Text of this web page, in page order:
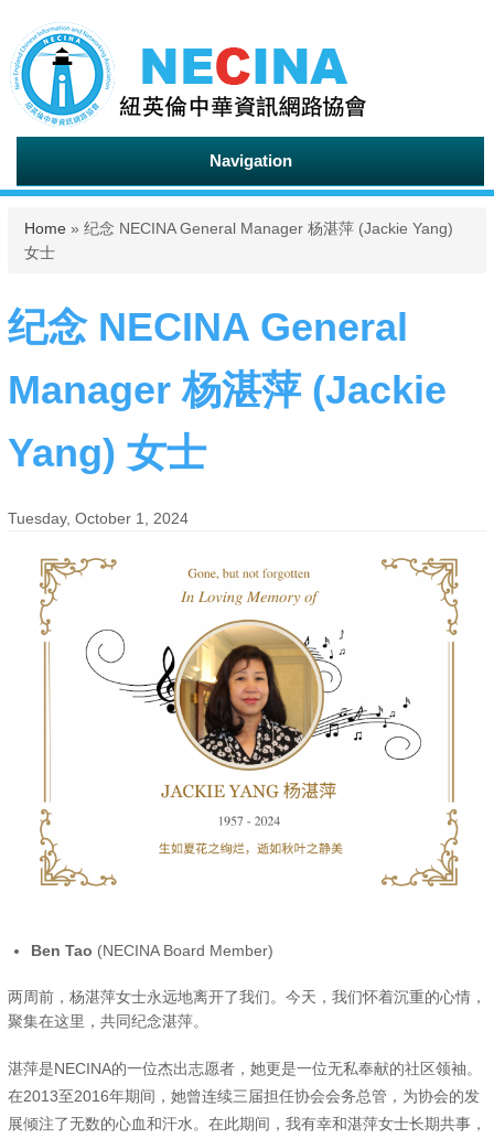
Navigation
You are here
Home » 纪念 NECINA General Manager 杨湛萍 (Jackie Yang)
女士
纪念 NECINA General
Manager 杨湛萍 (Jackie
Yang) 女士
Tuesday, October 1, 2024
Ben Tao (NECINA Board Member)
两周前，杨湛萍女士永远地离开了我们。今天，我们怀着沉重的心情，
聚集在这里，共同纪念湛萍。
湛萍是NECINA的一位杰出志愿者，她更是一位无私奉献的社区领袖。
在2013至2016年期间，她曾连续三届担任协会会务总管，为协会的发
展倾注了无数的心血和汗水。在此期间，我有幸和湛萍女士长期共事，